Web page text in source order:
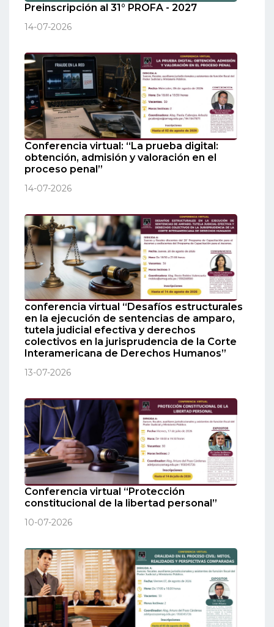
Preinscripción al 31° PROFA - 2027
14-07-2026
Conferencia virtual: “La prueba digital:
obtención, admisión y valoración en el
proceso penal”
14-07-2026
conferencia virtual “Desafíos estructurales
en la ejecución de sentencias de amparo,
tutela judicial efectiva y derechos
colectivos en la jurisprudencia de la Corte
Interamericana de Derechos Humanos”
13-07-2026
Conferencia virtual “Protección
constitucional de la libertad personal”
10-07-2026